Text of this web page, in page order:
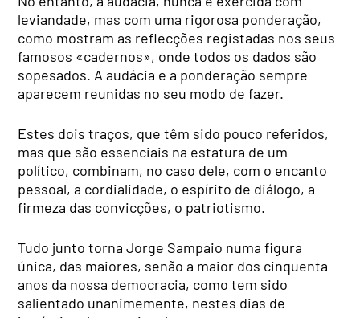
leviandade, mas com uma rigorosa ponderação,
como mostram as reflecções registadas nos seus
famosos «cadernos», onde todos os dados são
sopesados. A audácia e a ponderação sempre
aparecem reunidas no seu modo de fazer.
Estes dois traços, que têm sido pouco referidos,
mas que são essenciais na estatura de um
político, combinam, no caso dele, com o encanto
pessoal, a cordialidade, o espírito de diálogo, a
firmeza das convicções, o patriotismo.
Tudo junto torna Jorge Sampaio numa figura
única, das maiores, senão a maior dos cinquenta
anos da nossa democracia, como tem sido
salientado unanimemente, nestes dias de